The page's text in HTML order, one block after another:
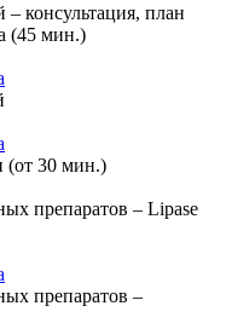
консультация, план
(45 мин.)
(от 30 мин.)
препаратов – Lipase
препаратов –